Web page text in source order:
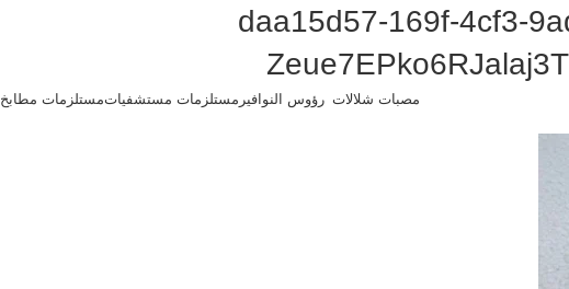
مصبات شلالات رؤوس النوافير مستلزمات مستشفياتمستلزمات مطابخ
daa15d57-169f-4cf3-